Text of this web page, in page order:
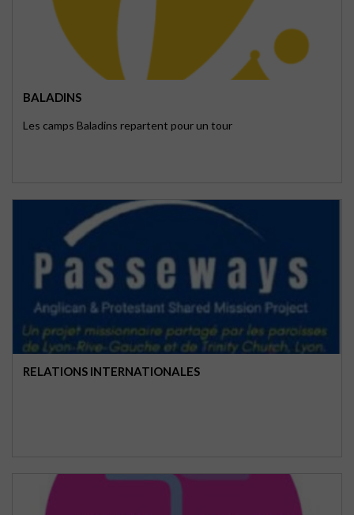
BALADINS
Les camps Baladins repartent pour un tour
RELATIONS INTERNATIONALES